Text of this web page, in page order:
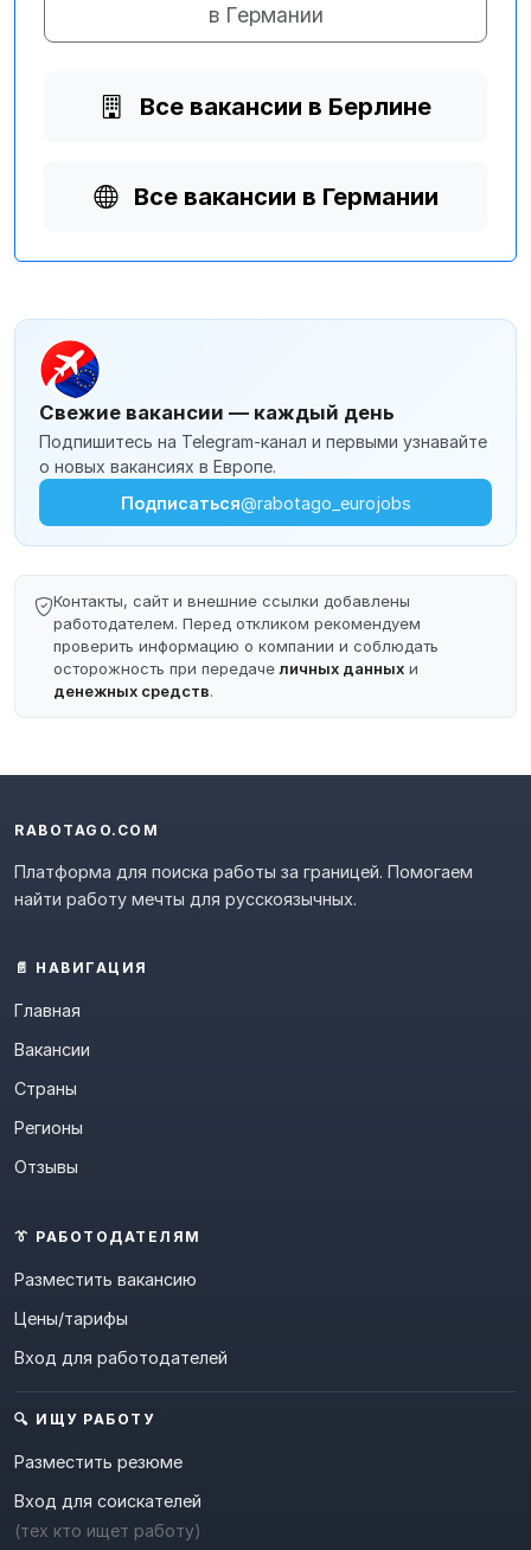
в Германии
Все вакансии в Берлине
Все вакансии в Германии
Свежие вакансии — каждый день
Подпишитесь на Telegram-канал и первыми узнавайте
о новых вакансиях в Европе.
Подписаться@rabotago_eurojobs
Контакты, сайт и внешние ссылки добавлены
работодателем. Перед откликом рекомендуем
проверить информацию о компании и соблюдать
осторожность при передачеличных данных и
денежных средств.
RABOTAGO.COM
Платформа для поиска работы за границей. Помогаем
найти работу мечты для русскоязычных.
📄 НАВИГАЦИЯ
Главная
Вакансии
Страны
Регионы
Отзывы
👔 РАБОТОДАТЕЛЯМ
Разместить вакансию
Цены/тарифы
Вход для работодателей
🔍 ИЩУ РАБОТУ
Разместить резюме
Вход для соискателей
(тех кто ищет работу)